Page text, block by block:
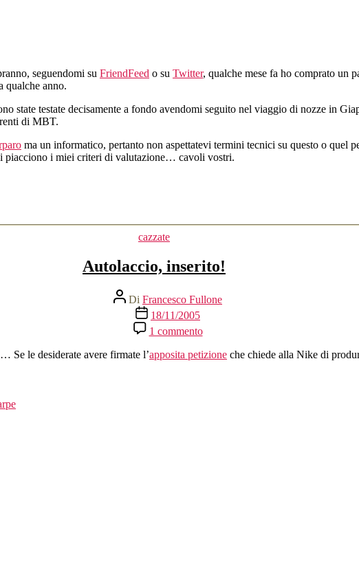
seguendomi su FriendFeed o su Twitter, qualche mese fa ho comprato un
qualche anno.
state testate decisamente a fondo avendomi seguito nel viaggio di nozze in
di MBT.
ma un informatico, pertanto non aspettatevi termini tecnici su questo o quel
piacciono i miei criteri di valutazione… cavoli vostri.
Categorie
cazzate
Autolaccio, inserito!
Autore
articolo
Di Francesco Fullone
Data
dell'articolo
18/11/2005
1 commentosu
Autolaccio,
inserito!
… Se le desiderate avere firmate l’apposita petizione che chiede alla Nike di